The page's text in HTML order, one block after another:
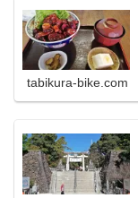
tabikura-bike.com